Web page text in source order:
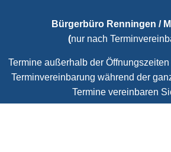
Bürgerbüro Renningen /
(nur nach
Termine außerhalb der
Terminvereinbarung während der
Termine vereinbaren